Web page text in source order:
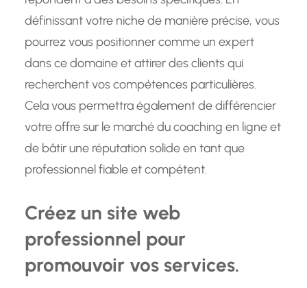
définissant votre niche de manière précise, vous
pourrez vous positionner comme un expert
dans ce domaine et attirer des clients qui
recherchent vos compétences particulières.
Cela vous permettra également de différencier
votre offre sur le marché du coaching en ligne et
de bâtir une réputation solide en tant que
professionnel fiable et compétent.
Créez un site web
professionnel pour
promouvoir vos services.